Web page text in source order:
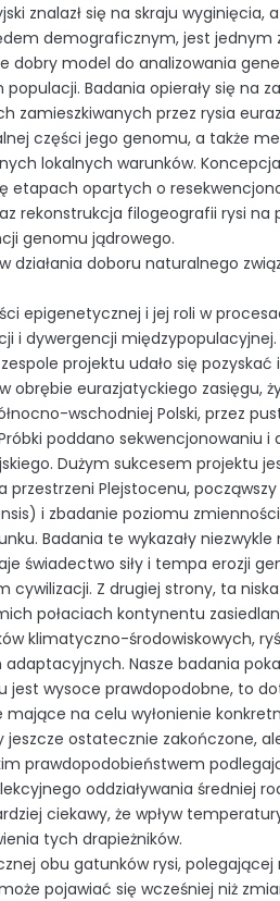
znalazł się na skraju wyginięcia,
demograficznym, jest jednym
dobry model do analizowania
Badania opierały się na
zamieszkiwanych przez rysia
części jego genomu, a także
lokalnych warunków.
etapach opartych o
rekonstrukcja filogeografii rysi na
genomu jądrowego.
działania doboru naturalnego
epigenetycznej i jej roli w
i dywergencji międzypopulacyjnej.
projektu udało się pozyskać
obrębie eurazjatyckiego zasięgu,
wschodniej Polski, przez
poddano sekwencjonowaniu i
Dużym sukcesem projektu
Plejstocenu,
i zbadanie poziomu
Badania te wykazały niezwykle
świadectwo siły i tempa erozji
Z drugiej strony, ta
połaciach kontynentu
klimatyczno-środowiskowych,
Nasze badania
wysoce prawdopodobne, to
na celu wyłonienie
ostatecznie zakończone,
prawdopodobieństwem
oddziaływania średniej
ciekawy, że wpływ
tych drapieżników.
obu gatunków rysi, polegającej
pojawiać się wcześniej niż